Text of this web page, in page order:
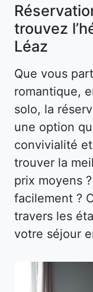
trouvez
Léaz
Que vous
romantique,
solo, la
une option
convivialité
trouver la
prix moyens
facilement ?
travers les
votre séjour